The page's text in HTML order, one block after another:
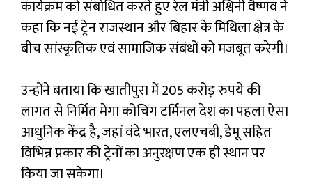
कार्यक्रम को संबोधित करते हुए रेल मंत्री अश्विनी वैष्णव ने
कहा कि नई ट्रेन राजस्थान और बिहार के मिथिला क्षेत्र के
बीच सांस्कृतिक एवं सामाजिक संबंधों को मजबूत करेगी।
उन्होंने बताया कि खातीपुरा में 205 करोड़ रुपये की
लागत से निर्मित मेगा कोचिंग टर्मिनल देश का पहला ऐसा
आधुनिक केंद्र है, जहां वंदे भारत, एलएचबी, डेमू सहित
विभिन्न प्रकार की ट्रेनों का अनुरक्षण एक ही स्थान पर
किया जा सकेगा।